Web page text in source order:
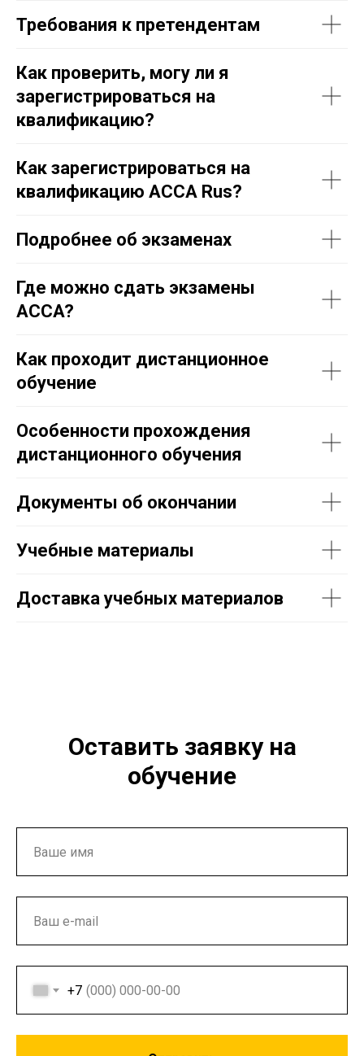
Требования к претендентам
Как проверить, могу ли я
зарегистрироваться на
квалификацию?
Как зарегистрироваться на
квалификацию ACCA Rus?
Подробнее об экзаменах
Где можно сдать экзамены
ACCA?
Как проходит дистанционное
обучение
Особенности прохождения
дистанционного обучения
Документы об окончании
Учебные материалы
Доставка учебных материалов
Оставить заявку на
обучение
+7